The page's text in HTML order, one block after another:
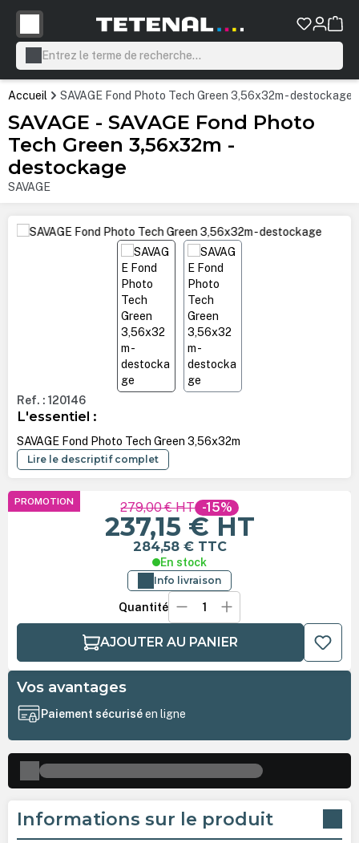
principal
Accueil SAVAGE Fond Photo Tech Green 3,56x32m - destockage
SAVAGE - SAVAGE Fond Photo
Tech Green 3,56x32m -
destockage
SAVAGE
Ignorer la galerie d'images
Ref. : 120146
L'essentiel :
SAVAGE Fond Photo Tech Green 3,56x32m
Lire le descriptif complet
PROMOTION 279,00 €HT -15%
237,15 €HT
284,58 € TTC
En stock
Info livraison
Quantité
AJOUTER AU PANIER
Vos avantages
Paiement sécuriséen ligne
Informations sur le produit